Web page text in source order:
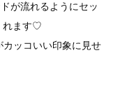
が流れるようにセッ
れます♡
カッコいい印象に見せ